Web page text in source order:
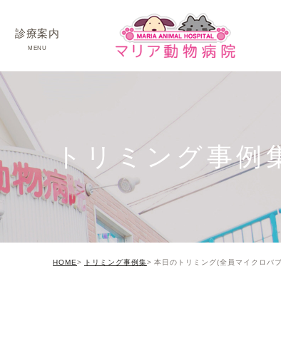
診療案内
MENU
ネコ
うさぎ
トリミング事例
HOME トリミング事例集 本日のトリミング(全員マイクロバブ